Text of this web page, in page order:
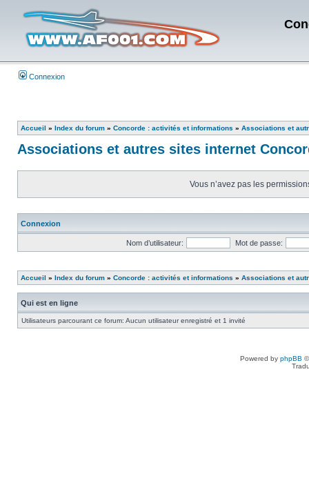
Connexion
Accueil » Index du forum » Concorde : activités et informations » Associations et
Associations et autres sites internet
Vous n’avez pas les
Connexion
Nom d’utilisateur: Mot de passe:
Accueil » Index du forum » Concorde : activités et informations » Associations et
Qui est en ligne
Utilisateurs parcourant ce forum: Aucun utilisateur enregistré et 1 invité
Powered by phpBB